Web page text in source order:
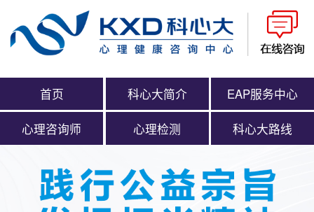
首页 科心大简介 EAP服务中心
心理咨询师 心理检测 科心大路线